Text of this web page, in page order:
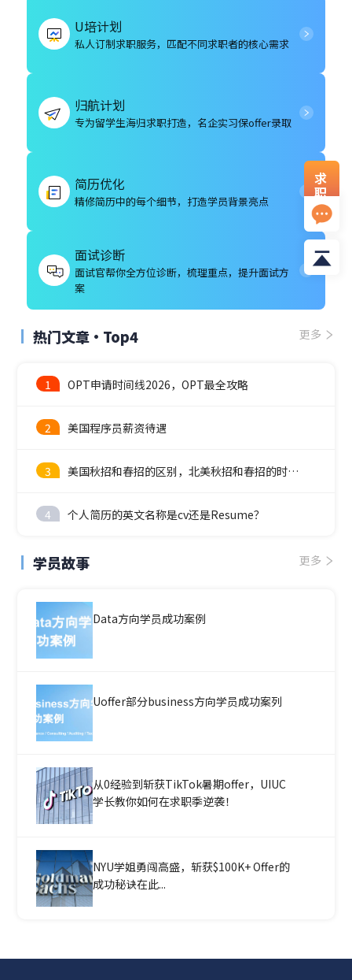
U培计划
私人订制求职服务，匹配不同求职者的核心需求
归航计划
专为留学生海归求职打造，名企实习保offer录取
简历优化
精修简历中的每个细节，打造学员背景亮点
面试诊断
面试官帮你全方位诊断，梳理重点，提升面试方
案
热门文章·Top4 更多
1 OPT申请时间线2026，OPT最全攻略
2 美国程序员薪资待遇
3 美国秋招和春招的区别，北美秋招和春招的时间线
4 个人简历的英文名称是cv还是Resume？
学员故事 更多
Data方向学员成功案例
Uoffer部分business方向学员成功案列
从0经验到斩获TikTok暑期offer，UIUC
学长教你如何在求职季逆袭！
NYU学姐勇闯高盛，斩获$100K+ Offer的
成功秘诀在此...
求
职
资
料